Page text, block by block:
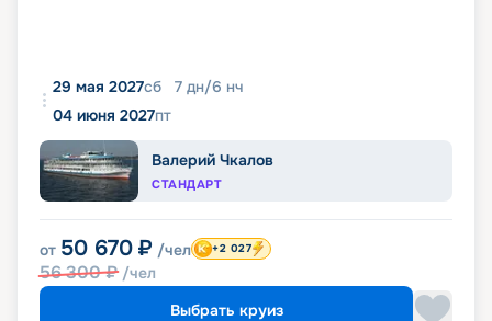
29 мая 2027сб 7 дн/6 нч
04 июня 2027пт
Валерий Чкалов
СТАНДАРТ
от 50 670 ₽ /чел
56 300₽ /чел
+2 027
Выбрать круиз